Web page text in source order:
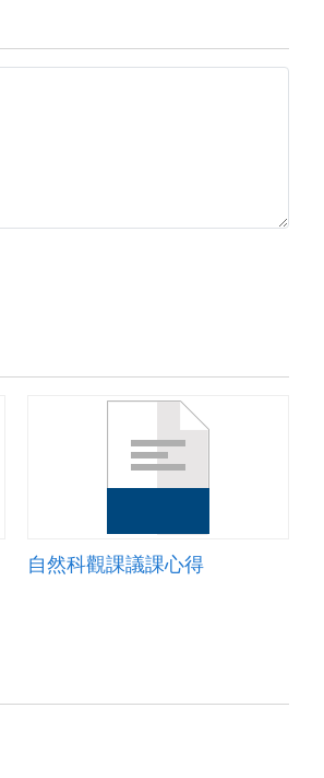
自然科觀課議課心得